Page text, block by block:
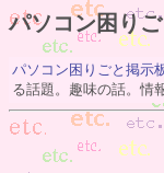
パソコン困り
パソコン困りごと掲示
る話題。趣味の話。情